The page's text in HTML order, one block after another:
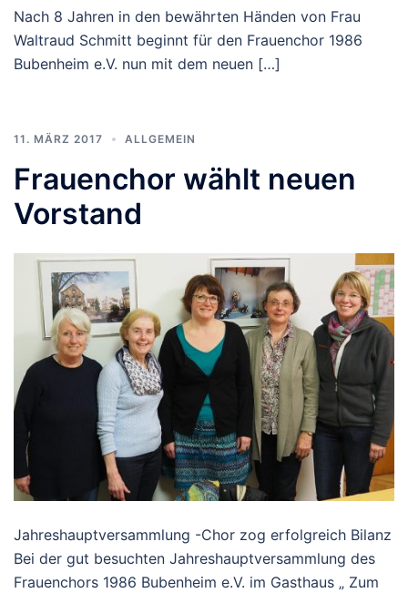
Nach 8 Jahren in den bewährten Händen von Frau
Waltraud Schmitt beginnt für den Frauenchor 1986
Bubenheim e.V. nun mit dem neuen […]
11. MÄRZ 2017 ALLGEMEIN
Frauenchor wählt neuen
Vorstand
Jahreshauptversammlung -Chor zog erfolgreich Bilanz
Bei der gut besuchten Jahreshauptversammlung des
Frauenchors 1986 Bubenheim e.V. im Gasthaus „ Zum